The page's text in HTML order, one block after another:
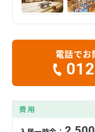
電話でお
費用